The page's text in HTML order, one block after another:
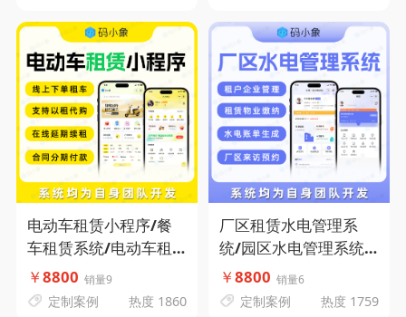
电动车租赁小程序/餐
车租赁系统/电动车租
赁系统-以租代购-线上
下单租车-在线延期续
￥8800 销量9
定制案例 热度 1860
厂区租赁水电管理系
统/园区水电管理系统/
租户企业管理-租赁物业
缴纳-水电账单生成-厂
￥8800 销量6
定制案例 热度 1759